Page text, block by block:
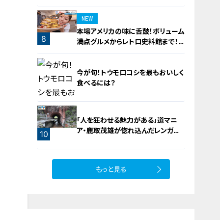
8
NEW
本場アメリカの味に舌鼓！ボリューム
満点グルメからレトロ史料館まで！
愛知・東海市の感動スポット3選
9
今が旬！トウモロコシを最もおいしく
食べるには？
10
「人を狂わせる魅力がある」道マニ
ア・鹿取茂雄が惚れ込んだレンガの
もっと見る